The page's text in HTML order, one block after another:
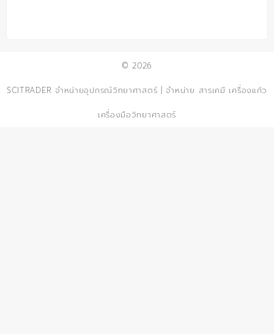
© 2026
SCITRADER จำหน่ายอุปกรณ์วิทยาศาสตร์ | จำหน่าย สารเคมี เครื่องแก้ว
เครื่องมือวิทยาศาสตร์